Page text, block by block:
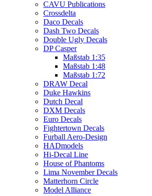
CAVU Publications
Crossdelta
Daco Decals
Dash Two Decals
Double Ugly Decals
DP Casper
Maßstab 1:35
Maßstab 1:48
Maßstab 1:72
DRAW Decal
Duke Hawkins
Dutch Decal
DXM Decals
Euro Decals
Fightertown Decals
Furball Aero-Design
HADmodels
Hi-Decal Line
House of Phantoms
Lima November Decals
Matterhorn Circle
Model Alliance